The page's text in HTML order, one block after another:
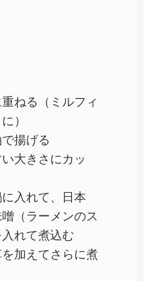
ねる（ミルフィ
）
揚げる
大きさにカッ
入れて、日本
（ラーメンのス
れて煮込む
加えてさらに煮